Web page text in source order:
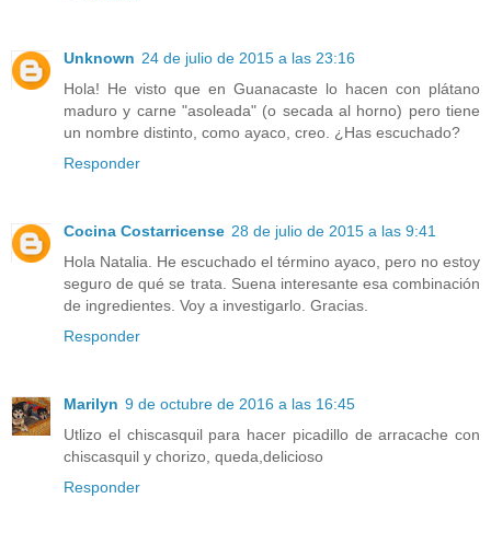
Unknown 24 de julio de 2015 a las 23:16
Hola! He visto que en Guanacaste lo hacen con plátano
maduro y carne "asoleada" (o secada al horno) pero tiene
un nombre distinto, como ayaco, creo. ¿Has escuchado?
Responder
Cocina Costarricense 28 de julio de 2015 a las 9:41
Hola Natalia. He escuchado el término ayaco, pero no estoy
seguro de qué se trata. Suena interesante esa combinación
de ingredientes. Voy a investigarlo. Gracias.
Responder
Marilyn 9 de octubre de 2016 a las 16:45
Utlizo el chiscasquil para hacer picadillo de arracache con
chiscasquil y chorizo, queda,delicioso
Responder